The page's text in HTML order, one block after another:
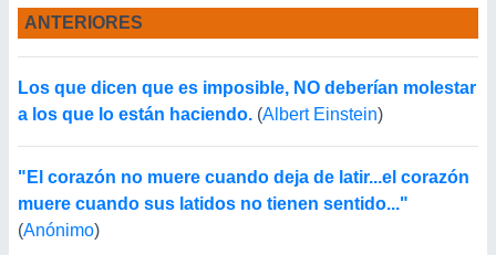
ANTERIORES
Los que dicen que es imposible, NO deberían molestar
a los que lo están haciendo. (Albert Einstein)
"El corazón no muere cuando deja de latir...el corazón
muere cuando sus latidos no tienen sentido..."
(Anónimo)